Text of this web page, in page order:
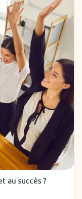
au succès ?